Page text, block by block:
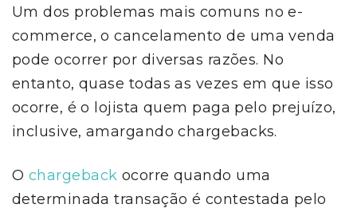
Um dos problemas mais comuns no e-
commerce, o cancelamento de uma venda
pode ocorrer por diversas razões. No
entanto, quase todas as vezes em que isso
ocorre, é o lojista quem paga pelo prejuízo,
inclusive, amargando chargebacks.
O chargeback ocorre quando uma
determinada transação é contestada pelo